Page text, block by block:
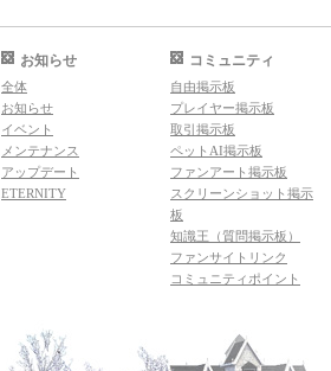
お知らせ
全体
お知らせ
イベント
メンテナンス
アップデート
ETERNITY
コミュニティ
自由掲示板
プレイヤー掲示板
取引掲示板
ペットAI掲示板
ファンアート掲示板
スクリーンショット掲示
板
知識王（質問掲示板）
ファンサイトリンク
コミュニティポイント